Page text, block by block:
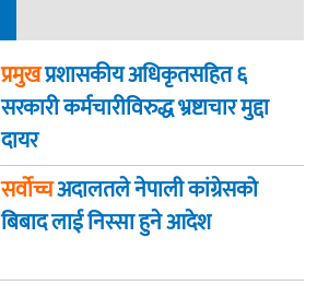
प्रमुखप्रशासकीय अधिकृतसहित ६
सरकारी कर्मचारीविरुद्ध भ्रष्टाचार मुद्दा
दायर
सर्वोच्चअदालतले नेपाली कांग्रेसको
बिबाद लाई निस्सा हुने आदेश